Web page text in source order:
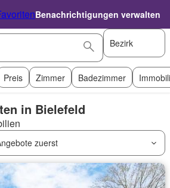
Benachrichtigungen verwalten
Bezirk
Preis Zimmer Badezimmer
in Bielefeld
zuerst